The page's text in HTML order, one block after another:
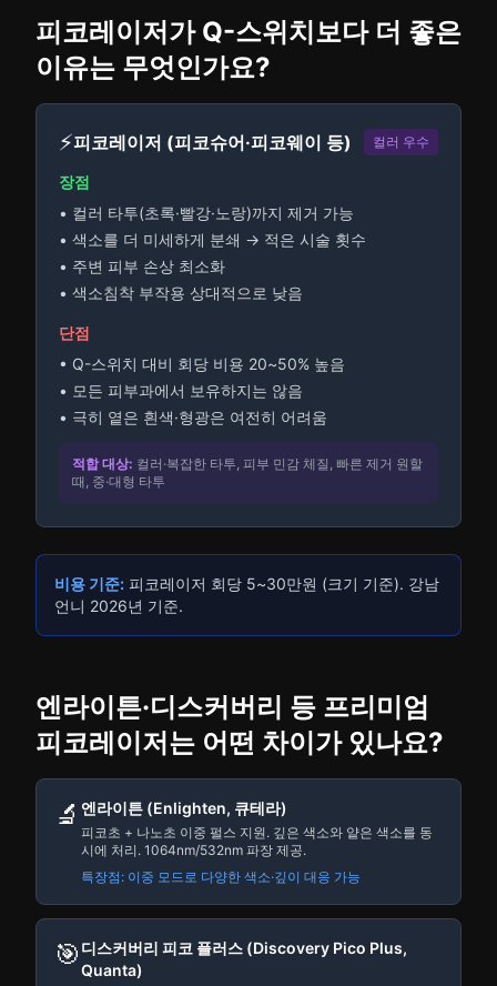
피코레이저가 Q-스위치보다 더 좋은
이유는 무엇인가요?
⚡피코레이저 (피코슈어·피코웨이 등) 컬러 우수
장점
• 컬러 타투(초록·빨강·노랑)까지 제거 가능
• 색소를 더 미세하게 분쇄 → 적은 시술 횟수
• 주변 피부 손상 최소화
• 색소침착 부작용 상대적으로 낮음
단점
• Q-스위치 대비 회당 비용 20~50% 높음
• 모든 피부과에서 보유하지는 않음
• 극히 옅은 흰색·형광은 여전히 어려움
적합 대상: 컬러·복잡한 타투, 피부 민감 체질, 빠른 제거 원할
때, 중·대형 타투
비용 기준: 피코레이저 회당 5~30만원 (크기 기준). 강남
언니 2026년 기준.
엔라이튼·디스커버리 등 프리미엄
피코레이저는 어떤 차이가 있나요?
🔬 엔라이튼 (Enlighten, 큐테라)
피코초 + 나노초 이중 펄스 지원. 깊은 색소와 얕은 색소를 동
시에 처리. 1064nm/532nm 파장 제공.
특장점: 이중 모드로 다양한 색소·깊이 대응 가능
🎯 디스커버리 피코 플러스 (Discovery Pico Plus,
Quanta)